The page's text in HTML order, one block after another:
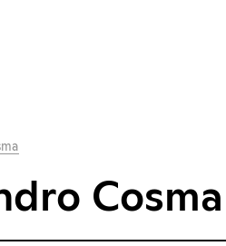
Cosma